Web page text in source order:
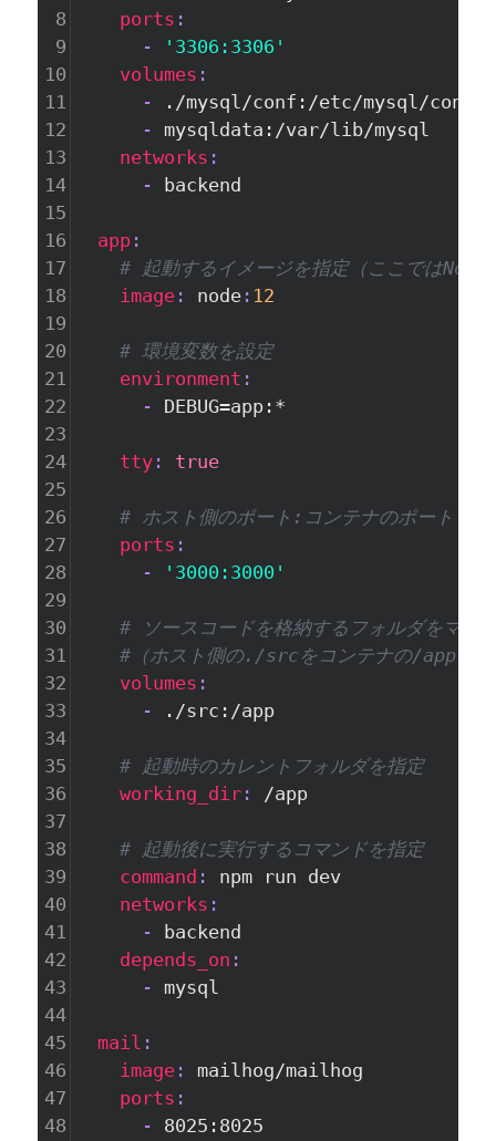
8
    ports
:
9
      -
'3306:3306'
10
    volumes
:
11
      -
./mysql/conf:/etc/mysql/
12
      -
mysqldata:/var/lib/mysql
13
    networks
:
14
      -
backend
15
16
  app
:
17
# 起動するイメージを指定（ここでは
18
    image
: node : 12
19
20
# 環境変数を設定
21
    environment
:
22
      -
DEBUG=app:*
23
24
    tty
: true
25
26
# ホスト側のポート:コンテナのポート
27
    ports
:
28
      -
'3000:3000'
29
30
# ソースコードを格納するフォルダをマウ
31
#（ホスト側の./srcをコンテナの/appにマ
32
    volumes
:
33
      -
./src:/app
34
35
# 起動時のカレントフォルダを指定
36
    working_dir
: /app
37
38
# 起動後に実行するコマンドを指定
39
    command
: npm run dev
40
    networks
:
41
      -
backend
42
    depends_on
:
43
      -
mysql
44
45
  mail
:
46
    image
: mailhog/mailhog
47
    ports
:
48
      -
8025:8025